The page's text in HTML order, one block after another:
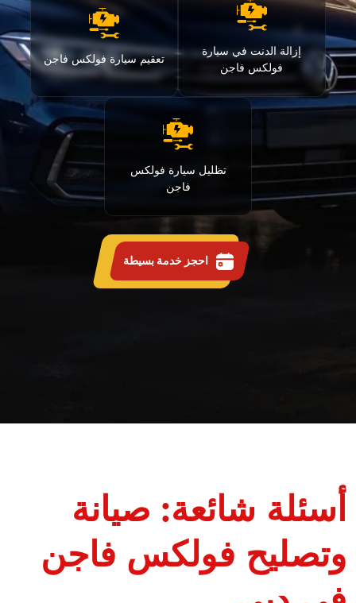
إزالة الدنت في سيارة
فولكس فاجن
تعقيم سيارة فولكس فاجن
تظليل سيارة فولكس
فاجن
احجز خدمة بسيطة
أسئلة شائعة: صيانة
وتصليح فولكس فاجن
في دبي